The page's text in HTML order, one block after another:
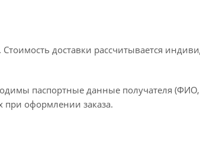
доставки рассчитывается
паспортные данные получателя
оформлении заказа.